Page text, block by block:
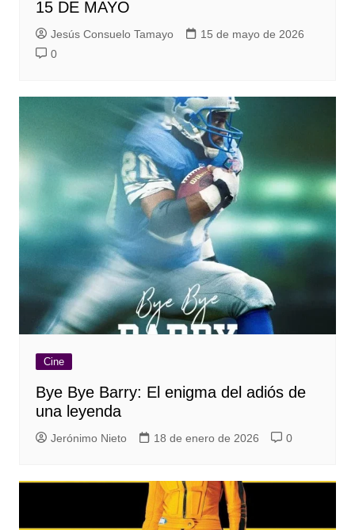
15 DE MAYO
Jesús Consuelo Tamayo
15 de mayo de 2026
0
Cine
Bye Bye Barry: El enigma del adiós de
una leyenda
Jerónimo Nieto 18 de enero de 2026 0